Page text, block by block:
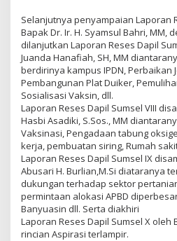
Selanjutnya penyampaian Laporan
Bapak Dr. Ir. H. Syamsul Bahri, MM,
dilanjutkan Laporan Reses Dapil
Juanda Hanafiah, SH, MM
berdirinya kampus IPDN, Perbaikan
Pembangunan Plat Duiker,
Sosialisasi Vaksin, dll.
Laporan Reses Dapil Sumsel VIII
Hasbi Asadiki, S.Sos., MM
Vaksinasi, Pengadaan tabung
kerja, pembuatan siring, Rumah
Laporan Reses Dapil Sumsel IX
Abusari H. Burlian,M.Si diataranya
dukungan terhadap sektor
permintaan alokasi APBD
Banyuasin dll. Serta diakhiri
Laporan Reses Dapil Sumsel X oleh
rincian Aspirasi terlampir.